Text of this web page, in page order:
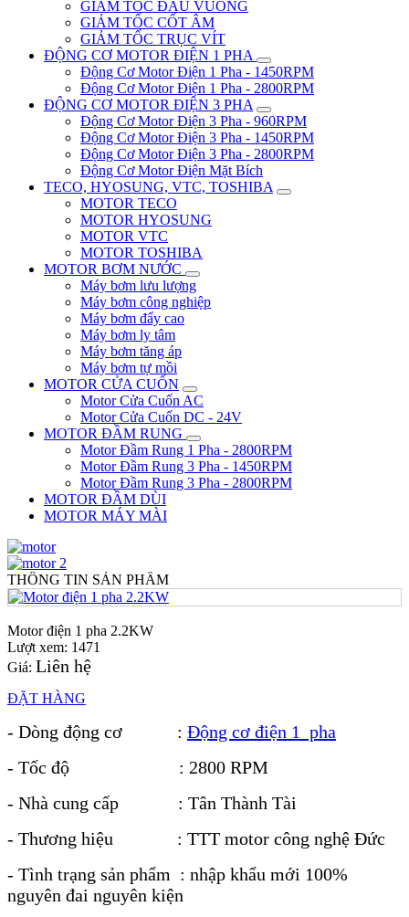
GIẢM TỐC ĐẦU VUÔNG
GIẢM TỐC CỐT ÂM
GIẢM TỐC TRỤC VÍT
ĐỘNG CƠ MOTOR ĐIỆN 1 PHA
Động Cơ Motor Điện 1 Pha - 1450RPM
Động Cơ Motor Điện 1 Pha - 2800RPM
ĐỘNG CƠ MOTOR ĐIỆN 3 PHA
Động Cơ Motor Điện 3 Pha - 960RPM
Động Cơ Motor Điện 3 Pha - 1450RPM
Động Cơ Motor Điện 3 Pha - 2800RPM
Động Cơ Motor Điện Mặt Bích
TECO, HYOSUNG, VTC, TOSHIBA
MOTOR TECO
MOTOR HYOSUNG
MOTOR VTC
MOTOR TOSHIBA
MOTOR BƠM NƯỚC
Máy bơm lưu lượng
Máy bơm công nghiệp
Máy bơm đẩy cao
Máy bơm ly tâm
Máy bơm tăng áp
Máy bơm tự mồi
MOTOR CỬA CUỐN
Motor Cửa Cuốn AC
Motor Cửa Cuốn DC - 24V
MOTOR ĐẦM RUNG
Motor Đầm Rung 1 Pha - 2800RPM
Motor Đầm Rung 3 Pha - 1450RPM
Motor Đầm Rung 3 Pha - 2800RPM
MOTOR ĐẦM DÙI
MOTOR MÁY MÀI
THÔNG TIN SẢN PHẨM
Motor điện 1 pha 2.2KW
Lượt xem: 1471
Giá: Liên hệ
ĐẶT HÀNG
- Dòng động cơ : Động cơ điện 1 pha
- Tốc độ : 2800 RPM
- Nhà cung cấp : Tân Thành Tài
- Thương hiệu : TTT motor công nghệ Đức
- Tình trạng sản phẩm : nhập khẩu mới 100%
nguyên đai nguyên kiện